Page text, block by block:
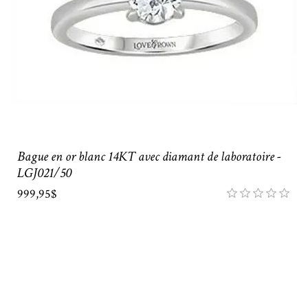
Bague en or blanc 14KT avec diamant de laboratoire -
LGJ021/50
999,95$